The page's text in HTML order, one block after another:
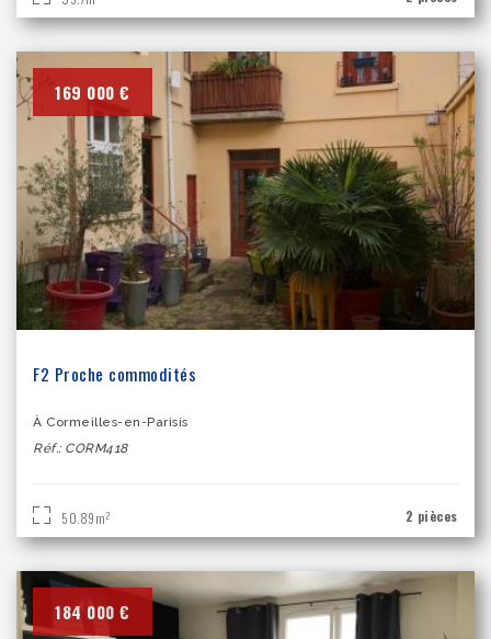
169 000 €
F2 Proche commodités
À Cormeilles-en-Parisis
Réf.: CORM418
50.89m2 2 pièces
184 000 €